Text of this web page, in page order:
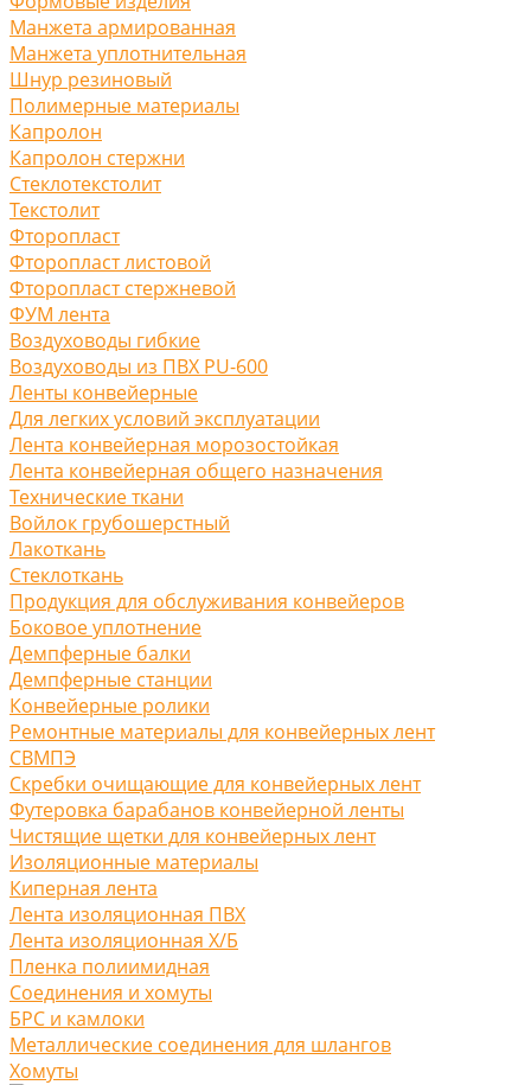
Манжета армированная
Манжета уплотнительная
Шнур резиновый
Полимерные материалы
Капролон
Капролон стержни
Стеклотекстолит
Текстолит
Фторопласт
Фторопласт листовой
Фторопласт стержневой
ФУМ лента
Воздуховоды гибкие
Воздуховоды из ПВХ PU-600
Ленты конвейерные
Для легких условий эксплуатации
Лента конвейерная морозостойкая
Лента конвейерная общего назначения
Технические ткани
Войлок грубошерстный
Лакоткань
Стеклоткань
Продукция для обслуживания конвейеров
Боковое уплотнение
Демпферные балки
Демпферные станции
Конвейерные ролики
Ремонтные материалы для конвейерных лент
СВМПЭ
Скребки очищающие для конвейерных лент
Футеровка барабанов конвейерной ленты
Чистящие щетки для конвейерных лент
Изоляционные материалы
Киперная лента
Лента изоляционная ПВХ
Лента изоляционная Х/Б
Пленка полиимидная
Соединения и хомуты
БРС и камлоки
Металлические соединения для шлангов
Хомуты